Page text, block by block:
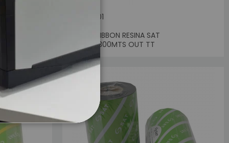
SKU: 3301
CINTA RIBBON RESINA SAT
110MMX300MTS OUT TT
Sin Stock